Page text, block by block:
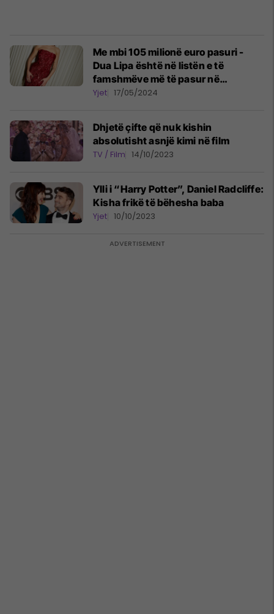
Me mbi 105 milionë euro pasuri -
Dua Lipa është në listën e të
famshmëve më të pasur në
Mbretërinë e Bashkuar të moshës
Yjet 17/05/2024
Dhjetë çifte që nuk kishin
absolutisht asnjë kimi në film
TV / Film 14/10/2023
Ylli i “Harry Potter”, Daniel Radcliffe:
Kisha frikë të bëhesha baba
Yjet 10/10/2023